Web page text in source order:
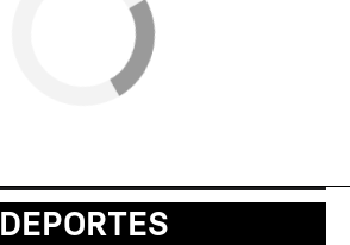
DEPORTES